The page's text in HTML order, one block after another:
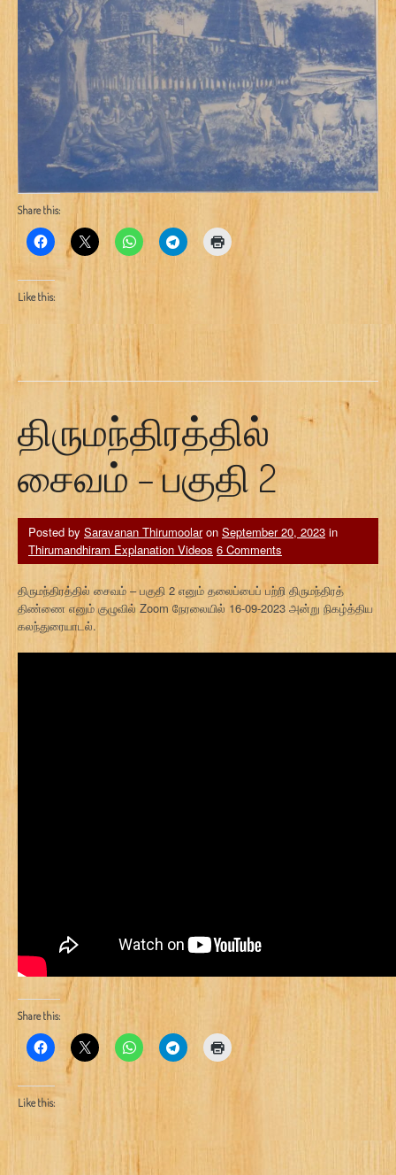
Share this:
Like this:
திருமந்திரத்தில்
சைவம் – பகுதி 2
Posted by Saravanan Thirumoolaron September 20, 2023 in
Thirumandhiram Explanation Videos 6 Comments
திருமந்திரத்தில் சைவம் – பகுதி 2 எனும் தலைப்பைப் பற்றி திருமந்திரத்
திண்ணை எனும் குழுவில் Zoom நேரலையில் 16-09-2023 அன்று நிகழ்த்திய
கலந்துரையாடல்.
Share this:
Like this: